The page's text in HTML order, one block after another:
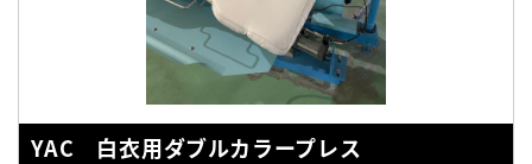
YAC 白衣用ダブルカラープレス